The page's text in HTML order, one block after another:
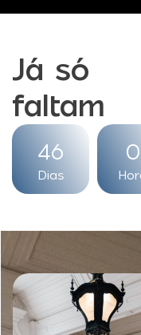
Já só
faltam
46
Dias